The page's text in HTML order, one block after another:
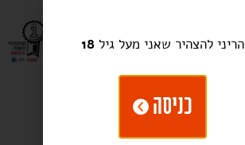
הריני להצהיר שאני מעל גיל18
כניסה